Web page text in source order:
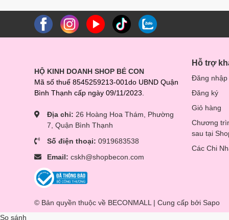
HỘ KINH DOANH SHOP BÉ CON
Mã số thuế 8545259213-001do UBND Quận
Bình Thạnh cấp ngày 09/11/2023.
Địa chỉ: 26 Hoàng Hoa Thám, Phường
7, Quận Bình Thạnh
Số điện thoại: 0919683538
Email: cskh@shopbecon.com
Hỗ trợ
Đăng nhập
Đăng ký
Giỏ hàng
Chương
sau tại
Các Chi
© Bản quyền thuộc về BECONMALL | Cung cấp bởi Sapo
So sánh